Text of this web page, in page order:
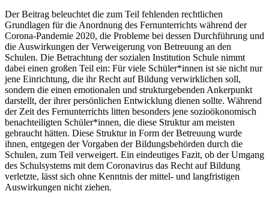
Der Beitrag beleuchtet die zum Teil fehlenden rechtlichen
Grundlagen für die Anordnung des Fernunterrichts während der
Corona-Pandemie 2020, die Probleme bei dessen Durchführung und
die Auswirkungen der Verweigerung von Betreuung an den
Schulen. Die Betrachtung der sozialen Institution Schule nimmt
dabei einen großen Teil ein: Für viele Schüler*innen ist sie nicht nur
jene Einrichtung, die ihr Recht auf Bildung verwirklichen soll,
sondern die einen emotionalen und strukturgebenden Ankerpunkt
darstellt, der ihrer persönlichen Entwicklung dienen sollte. Während
der Zeit des Fernunterrichts litten besonders jene sozioökonomisch
benachteiligten Schüler*innen, die diese Struktur am meisten
gebraucht hätten. Diese Struktur in Form der Betreuung wurde
ihnen, entgegen der Vorgaben der Bildungsbehörden durch die
Schulen, zum Teil verweigert. Ein eindeutiges Fazit, ob der Umgang
des Schulsystems mit dem Coronavirus das Recht auf Bildung
verletzte, lässt sich ohne Kenntnis der mittel- und langfristigen
Auswirkungen nicht ziehen.